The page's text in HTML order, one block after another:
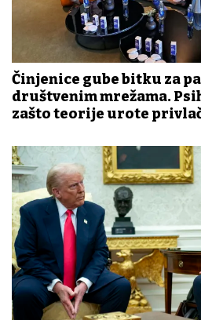
Činjenice gube bitku za
društvenim mrežama.
zašto teorije urote